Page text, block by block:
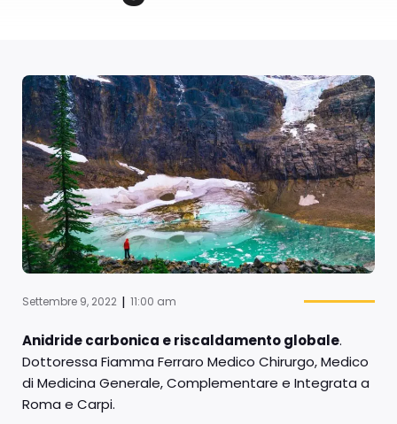
Settembre 9, 2022 | 11:00 am
Anidride carbonica e riscaldamento globale.
Dottoressa Fiamma Ferraro Medico Chirurgo, Medico
di Medicina Generale, Complementare e Integrata a
Roma e Carpi.